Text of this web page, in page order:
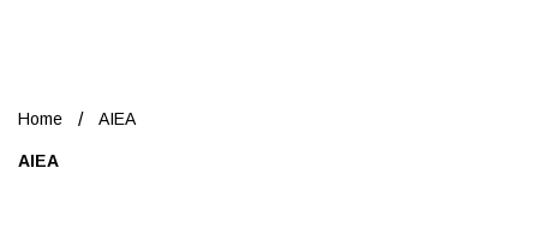
Home AIEA
AIEA